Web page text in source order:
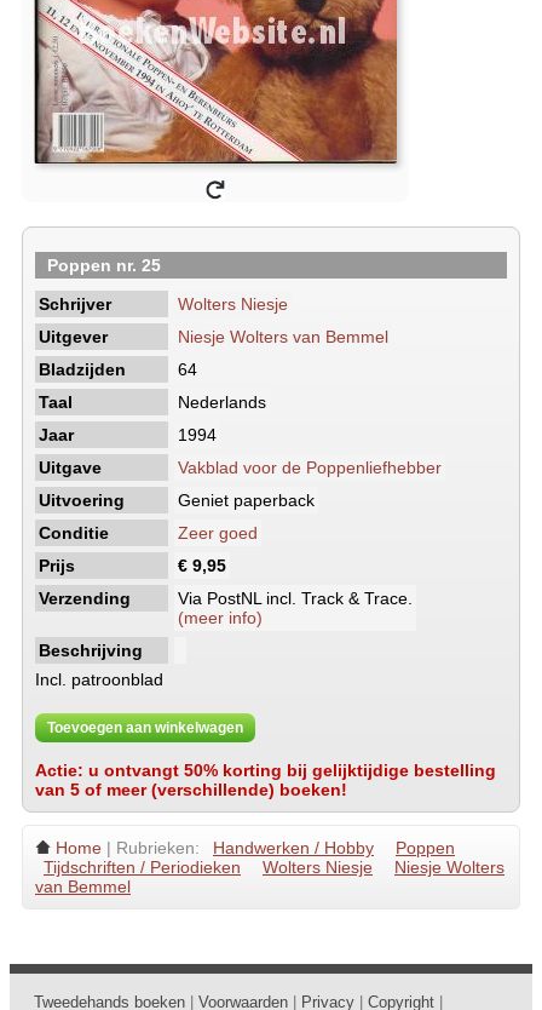
Poppen nr. 25
Schrijver
Wolters Niesje
Uitgever
Niesje Wolters van Bemmel
Bladzijden
64
Taal
Nederlands
Jaar
1994
Uitgave
Vakblad voor de Poppenliefhebber
Uitvoering
Geniet paperback
Conditie
Zeer goed
Prijs
€ 9,95
Verzending
Via PostNL incl. Track & Trace.
(meer info)
Beschrijving
Incl. patroonblad
Toevoegen aan winkelwagen
Actie: u ontvangt 50% korting bij gelijktijdige bestelling
van 5 of meer (verschillende) boeken!
Home | Rubrieken: Handwerken / Hobby
Poppen
Tijdschriften / Periodieken
Wolters Niesje
Niesje Wolters
van Bemmel
Tweedehands boeken Voorwaarden Privacy Copyright